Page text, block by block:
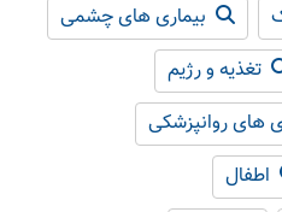
بیماری های چشمی
تغذیه و رژیم
های روانپزشکی
اطفال